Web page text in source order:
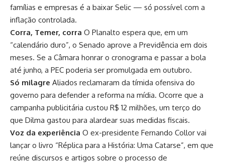
famílias e empresas é a baixar Selic — só possível com a
inflação controlada.
Corra, Temer, corra O Planalto espera que, em um
“calendário duro”, o Senado aprove a Previdência em dois
meses. Se a Câmara honrar o cronograma e passar a bola
até junho, a PEC poderia ser promulgada em outubro.
Só milagre Aliados reclamaram da tímida ofensiva do
governo para defender a reforma na mídia. Ocorre que a
campanha publicitária custou R$ 12 milhões, um terço do
que Dilma gastou para alardear suas medidas fiscais.
Voz da experiência O ex-presidente Fernando Collor vai
lançar o livro “Réplica para a História: Uma Catarse”, em que
reúne discursos e artigos sobre o processo de